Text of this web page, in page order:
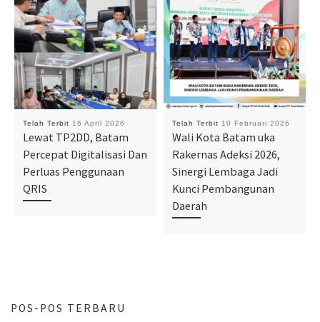
Telah Terbit 16 April 2026
Lewat TP2DD, Batam
Percepat Digitalisasi Dan
Perluas Penggunaan
QRIS
Telah Terbit 10 Februari 2026
Wali Kota Batam uka
Rakernas Adeksi 2026,
Sinergi Lembaga Jadi
Kunci Pembangunan
Daerah
POS-POS TERBARU